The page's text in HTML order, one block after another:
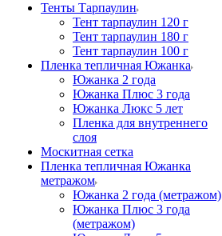
Тенты Тарпаулин
Тент тарпаулин 120 г
Тент тарпаулин 180 г
Тент тарпаулин 100 г
Пленка тепличная Южанка
Южанка 2 года
Южанка Плюс 3 года
Южанка Люкс 5 лет
Пленка для внутреннего
слоя
Москитная сетка
Пленка тепличная Южанка
метражом
Южанка 2 года (метражом)
Южанка Плюс 3 года
(метражом)